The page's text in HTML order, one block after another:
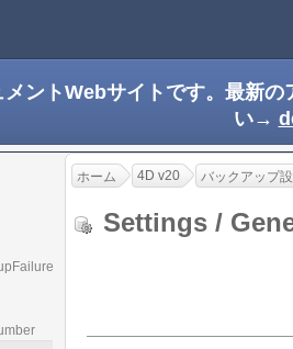
ントWebサイトです。最新
い→
ホーム 4D v20 バックアップ
Settings /